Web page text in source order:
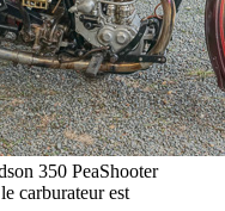
350 PeaShooter
carburateur est